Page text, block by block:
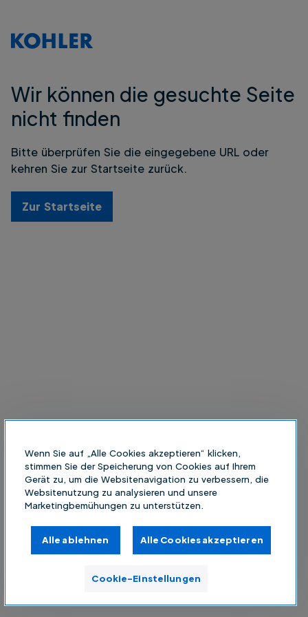
Wir können die gesuchte Seite
nicht finden
Bitte überprüfen Sie die eingegebene URL oder
kehren Sie zur Startseite zurück.
Zur Startseite
Wenn Sie auf „Alle Cookies akzeptieren“ klicken,
stimmen Sie der Speicherung von Cookies auf Ihrem
Gerät zu, um die Websitenavigation zu verbessern, die
Websitenutzung zu analysieren und unsere
Marketingbemühungen zu unterstützen.
Alle ablehnen Alle Cookies akzeptieren
Cookie-Einstellungen